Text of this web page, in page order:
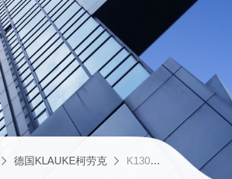
德国KLAUKE柯劳克 K130KLAUKE柯劳克 手动剪切工具 电缆